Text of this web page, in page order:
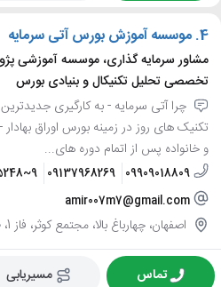
4. موسسه آموزش بورس آتی سرمایه
مشاور سرمایه گذاری، موسسه آموزشی
تخصصی تحلیل تکنیکال و بنیادی بورس
چرا آتی سرمایه - به کارگیری
تکنیک های روز در زمینه بورس اوراق
و خانواده پس از اتمام دوره های...
09909018809
09137968269
amir007m7@gmail.com
اصفهان، چهارباغ بالا، مجتمع کوثر، فاز 1، طبقه چهارم، واحد 604
تماس مسیریابی